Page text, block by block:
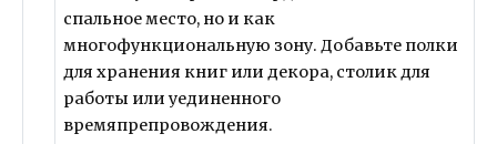
спальное место, но и как
многофункциональную зону. Добавьте полки
для хранения книг или декора, столик для
работы или уединенного
времяпрепровождения.